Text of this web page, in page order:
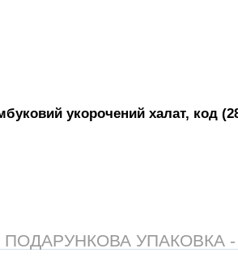
укорочений халат, код
ПОДАРУНКОВА УПАКОВКА -